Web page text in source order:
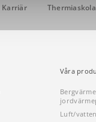
Karriär
Våra
Luft/